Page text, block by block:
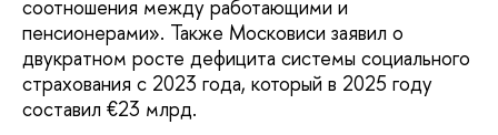
соотношения между работающими и
пенсионерами». Также Московиси заявил о
двукратном росте дефицита системы социального
страхования с 2023 года, который в 2025 году
составил €23 млрд.